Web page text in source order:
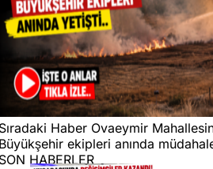
Haber Ovaeymir
ekipleri anında
HABERLER